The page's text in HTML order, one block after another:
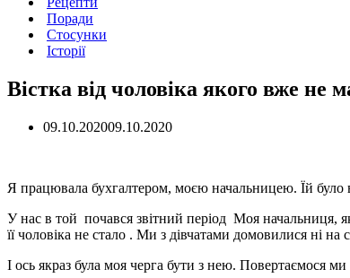
Поради
Стосунки
Історії
Вістка від чоловіка якого вже не
09.10.202009.10.2020
Я працювала бухгалтером, моєю начальницею. Їй було
У нас в той почався звітний період Моя начальниця,
її чоловіка не стало . Ми з дівчатами домовилися ні на
І ось якраз була моя черга бути з нею. Повертаємося ми